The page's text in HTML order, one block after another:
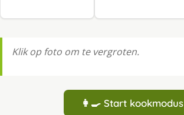
Klik op foto om te vergroten.
👩‍🍳 Start kookmodus